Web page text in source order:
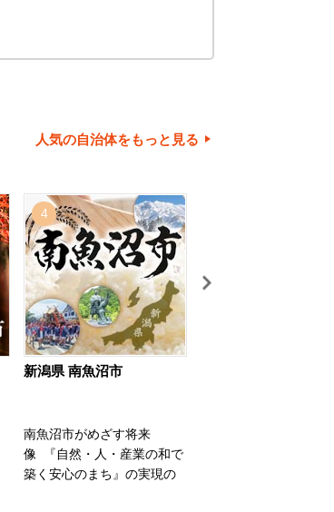
人気の自治体をもっと見る
4
新潟県 南魚沼市
南魚沼市がめざす将来
像 『自然・人・産業の和で
築く安心のまち』の実現の